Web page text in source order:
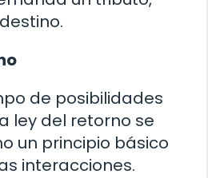
de posibilidades
ley del retorno se
un principio básico
interacciones.